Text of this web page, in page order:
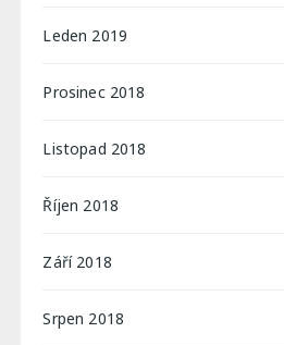
Leden 2019
Prosinec 2018
Listopad 2018
Říjen 2018
Září 2018
Srpen 2018